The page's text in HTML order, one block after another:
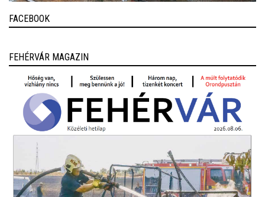
FACEBOOK
FEHÉRVÁR MAGAZIN